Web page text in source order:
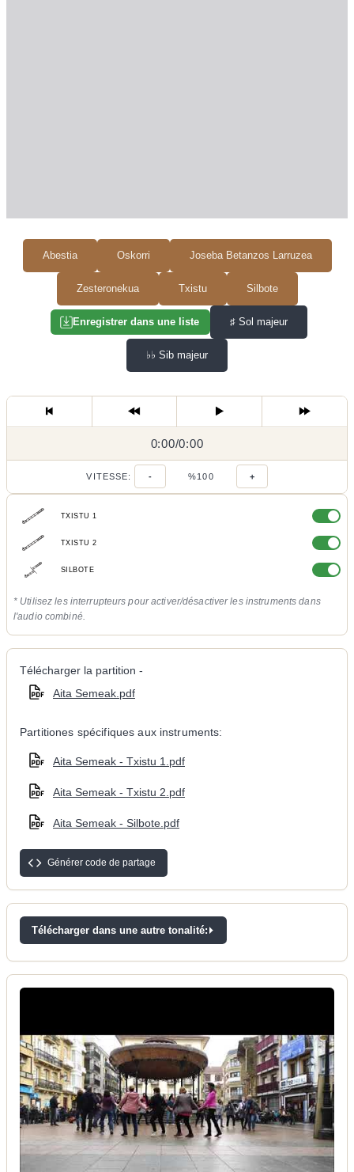
Abestia Oskorri Joseba Betanzos Larruzea
Zesteronekua Txistu Silbote
Enregistrer dans une liste ♯ Sol majeur
♭♭ Sib majeur
0:00/
0:00/0:00
VITESSE: - %100 +
TXISTU 1
TXISTU 2
SILBOTE
* Utilisez les interrupteurs pour activer/désactiver les instruments dans
l'audio combiné.
Télécharger la partition -
Aita Semeak.pdf
Partitiones spécifiques aux instruments:
Aita Semeak - Txistu 1.pdf
Aita Semeak - Txistu 2.pdf
Aita Semeak - Silbote.pdf
Générer code de partage
Télécharger dans une autre tonalité: